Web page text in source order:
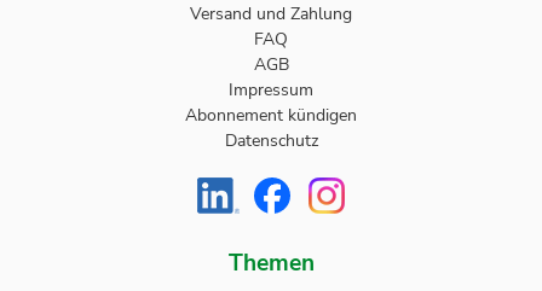
Versand und Zahlung
FAQ
AGB
Impressum
Abonnement kündigen
Datenschutz
Themen